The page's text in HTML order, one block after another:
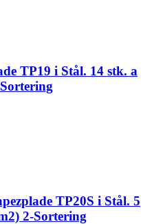
TP19 i Stål. 14 stk. a
TP20S i Stål. 5
2-Sortering